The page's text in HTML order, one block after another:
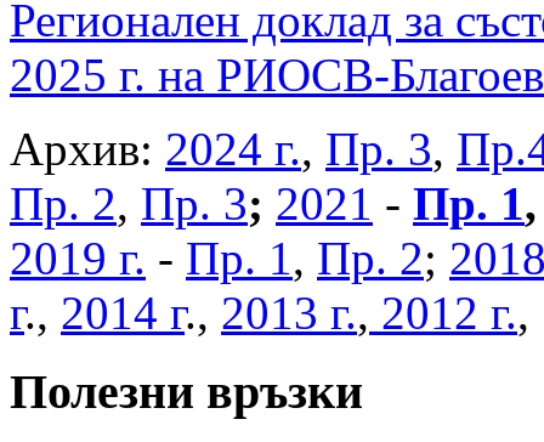
Регионален доклад за
2025 г. на РИОСВ-
Архив: 2024 г., Пр. 3,
Пр. 2, Пр. 3; 2021 - Пр. 1
2019 г. - Пр. 1, Пр. 2;
г., 2014 г., 2013 г., 2012 г.
Полезни връзки